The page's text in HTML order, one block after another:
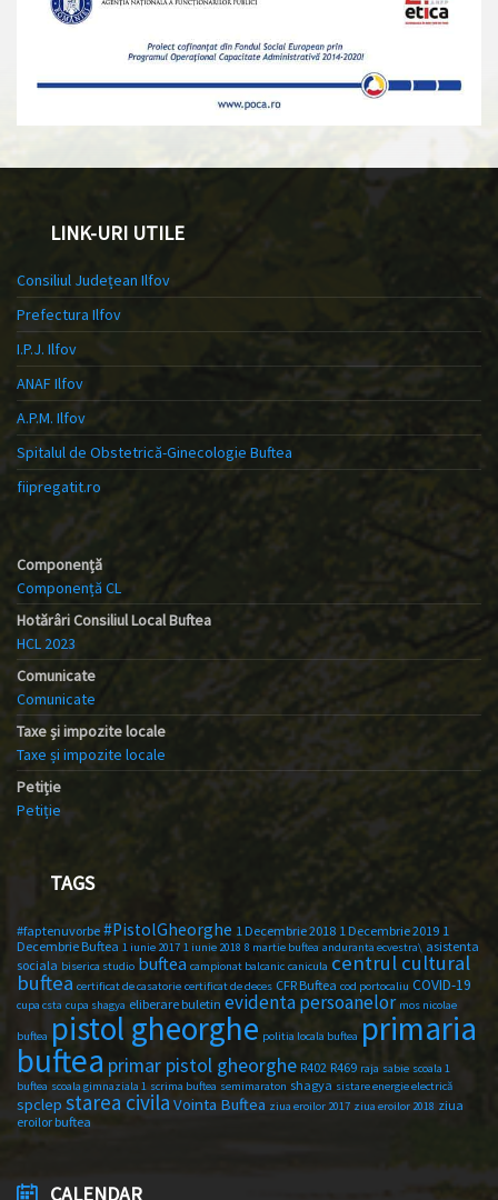
LINK-URI UTILE
Consiliul Județean Ilfov
Prefectura Ilfov
I.P.J. Ilfov
ANAF Ilfov
A.P.M. Ilfov
Spitalul de Obstetrică-Ginecologie Buftea
fiipregatit.ro
Componență
Componență CL
Hotărâri Consiliul Local Buftea
HCL 2023
Comunicate
Comunicate
Taxe și impozite locale
Taxe și impozite locale
Petiție
Petiție
TAGS
#faptenuvorbe #PistolGheorghe 1 Decembrie 2018 1 Decembrie 2019 1
Decembrie Buftea 1 iunie 2017 1 iunie 2018 8 martie buftea anduranta ecvestra\ asistenta
sociala biserica studio buftea campionat balcanic canicula centrul cultural
buftea certificat de casatorie certificat de deces CFR Buftea cod portocaliu COVID-19
cupa csta cupa shagya eliberare buletin evidenta persoanelor mos nicolae
buftea pistol gheorghe politia locala buftea primaria
buftea primar pistol gheorghe R402 R469 raja sabie scoala 1
buftea scoala gimnaziala 1 scrima buftea semimaraton shagya sistare energie electrică
spclep starea civila Vointa Buftea ziua eroilor 2017 ziua eroilor 2018 ziua
eroilor buftea
CALENDAR